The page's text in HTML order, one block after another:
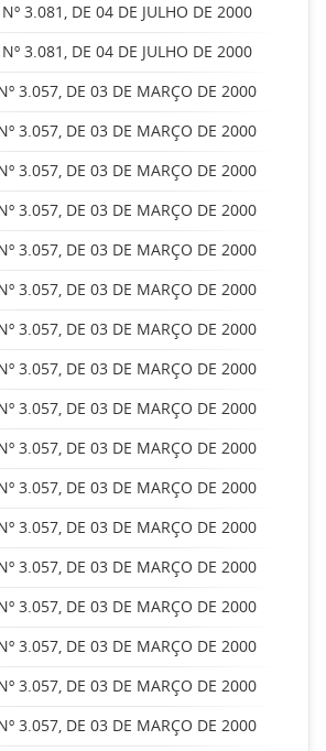
3.081, DE 04 DE JULHO DE 2000
3.081, DE 04 DE JULHO DE 2000
3.057, DE 03 DE MARÇO DE 2000
3.057, DE 03 DE MARÇO DE 2000
3.057, DE 03 DE MARÇO DE 2000
3.057, DE 03 DE MARÇO DE 2000
3.057, DE 03 DE MARÇO DE 2000
3.057, DE 03 DE MARÇO DE 2000
3.057, DE 03 DE MARÇO DE 2000
3.057, DE 03 DE MARÇO DE 2000
3.057, DE 03 DE MARÇO DE 2000
3.057, DE 03 DE MARÇO DE 2000
3.057, DE 03 DE MARÇO DE 2000
3.057, DE 03 DE MARÇO DE 2000
3.057, DE 03 DE MARÇO DE 2000
3.057, DE 03 DE MARÇO DE 2000
3.057, DE 03 DE MARÇO DE 2000
3.057, DE 03 DE MARÇO DE 2000
3.057, DE 03 DE MARÇO DE 2000